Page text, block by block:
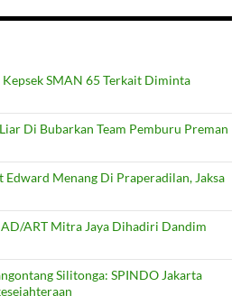
Kepsek SMAN 65 Terkait Diminta
Di Bubarkan Team Pemburu Preman
Edward Menang Di Praperadilan, Jaksa
AD/ART Mitra Jaya Dihadiri Dandim
Silitonga: SPINDO Jakarta